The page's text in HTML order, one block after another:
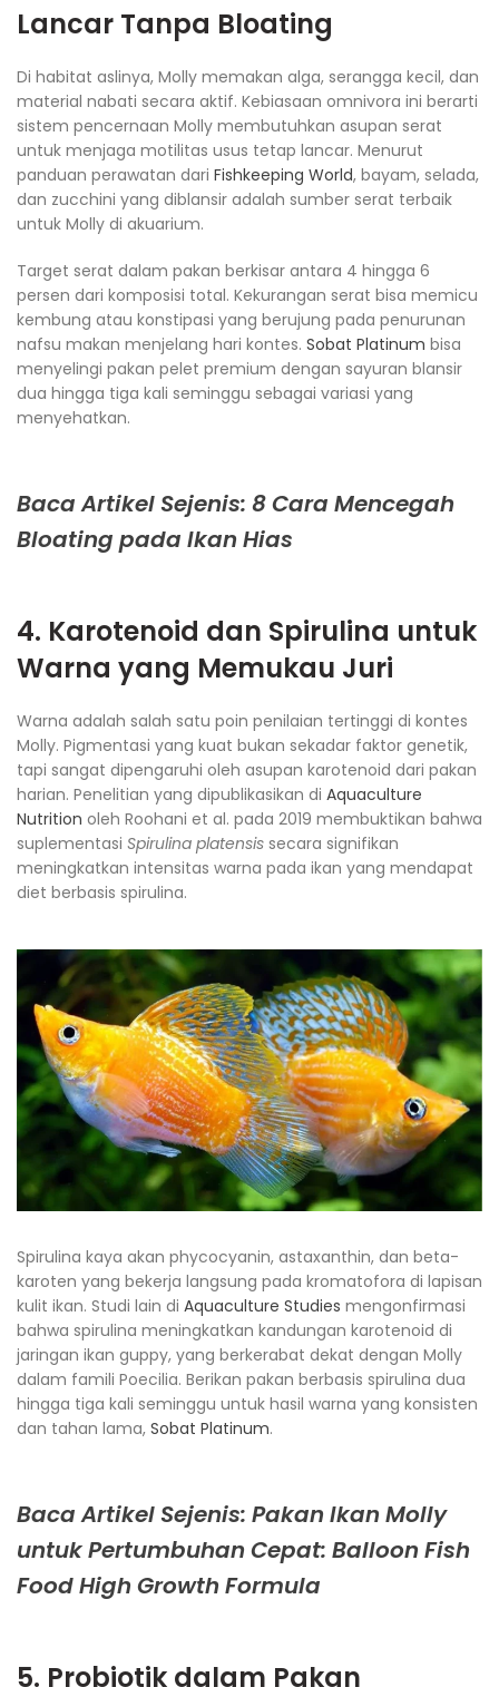
Lancar Tanpa Bloating
Di habitat aslinya, Molly memakan alga, serangga kecil, dan
material nabati secara aktif. Kebiasaan omnivora ini berarti
sistem pencernaan Molly membutuhkan asupan serat
untuk menjaga motilitas usus tetap lancar. Menurut
panduan perawatan dari Fishkeeping World, bayam, selada,
dan zucchini yang diblansir adalah sumber serat terbaik
untuk Molly di akuarium.
Target serat dalam pakan berkisar antara 4 hingga 6
persen dari komposisi total. Kekurangan serat bisa memicu
kembung atau konstipasi yang berujung pada penurunan
nafsu makan menjelang hari kontes. Sobat Platinum bisa
menyelingi pakan pelet premium dengan sayuran blansir
dua hingga tiga kali seminggu sebagai variasi yang
menyehatkan.
Baca Artikel Sejenis: 8 Cara Mencegah
Bloating pada Ikan Hias
4. Karotenoid dan Spirulina untuk
Warna yang Memukau Juri
Warna adalah salah satu poin penilaian tertinggi di kontes
Molly. Pigmentasi yang kuat bukan sekadar faktor genetik,
tapi sangat dipengaruhi oleh asupan karotenoid dari pakan
harian. Penelitian yang dipublikasikan di Aquaculture
Nutrition oleh Roohani et al. pada 2019 membuktikan bahwa
suplementasi Spirulina platensis secara signifikan
meningkatkan intensitas warna pada ikan yang mendapat
diet berbasis spirulina.
Spirulina kaya akan phycocyanin, astaxanthin, dan beta-
karoten yang bekerja langsung pada kromatofora di lapisan
kulit ikan. Studi lain di Aquaculture Studies mengonfirmasi
bahwa spirulina meningkatkan kandungan karotenoid di
jaringan ikan guppy, yang berkerabat dekat dengan Molly
dalam famili Poecilia. Berikan pakan berbasis spirulina dua
hingga tiga kali seminggu untuk hasil warna yang konsisten
dan tahan lama, Sobat Platinum.
Baca Artikel Sejenis: Pakan Ikan Molly
untuk Pertumbuhan Cepat: Balloon Fish
Food High Growth Formula
5. Probiotik dalam Pakan